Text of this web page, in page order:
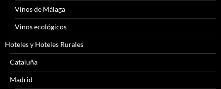
Vinos de Málaga
Vinos ecológicos
Hoteles y Hoteles Rurales
Cataluña
Madrid